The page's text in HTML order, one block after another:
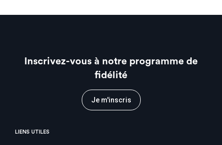
LIENS UTILES
Inscrivez-vous à notre programme de
fidélité
Je m'inscris